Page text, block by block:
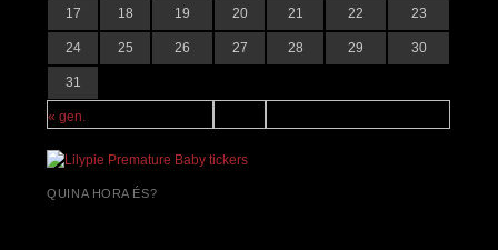
« gen.
17 18 19 20 21 22 23
24 25 26 27 28 29 30
31
QUINA HORA ÉS?